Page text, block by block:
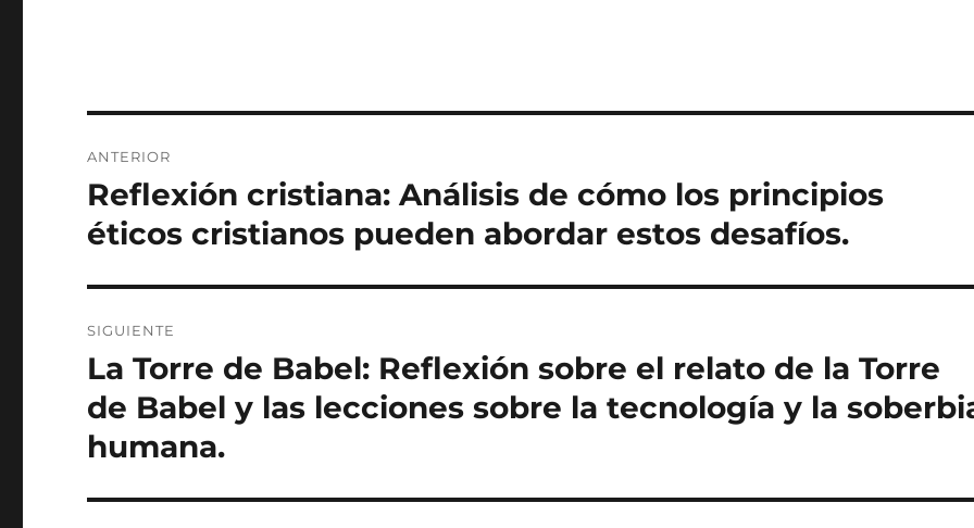
de
entradas
ANTERIOR
Entrada
anterior:
Reflexión cristiana: Análisis de cómo los principios
éticos cristianos pueden abordar estos desafíos.
SIGUIENTE
Entrada
siguiente:
La Torre de Babel: Reflexión sobre el relato de la Torre
de Babel y las lecciones sobre la tecnología y la
humana.